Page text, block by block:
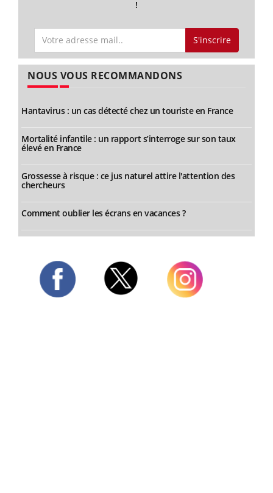
!
S'inscrire
NOUS VOUS RECOMMANDONS
Hantavirus : un cas détecté chez un touriste en France
Mortalité infantile : un rapport s’interroge sur son taux
élevé en France
Grossesse à risque : ce jus naturel attire l'attention des
chercheurs
Comment oublier les écrans en vacances ?